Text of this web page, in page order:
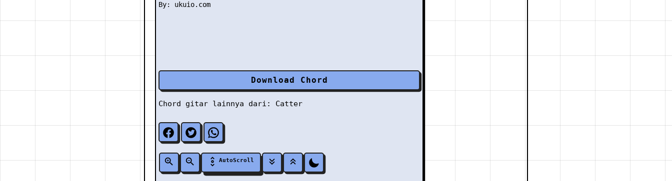
Download Chord
Chord gitar lainnya dari: Catter
AutoScroll